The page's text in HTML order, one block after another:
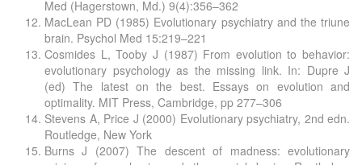
Med (Hagerstown, Md.) 9(4):356–362
MacLean PD (1985) Evolutionary psychiatry and the triune
brain. Psychol Med 15:219–221
Cosmides L, Tooby J (1987) From evolution to behavior:
evolutionary psychology as the missing link. In: Dupre J
(ed) The latest on the best. Essays on evolution and
optimality. MIT Press, Cambridge, pp 277–306
Stevens A, Price J (2000) Evolutionary psychiatry, 2nd edn.
Routledge, New York
Burns J (2007) The descent of madness: evolutionary